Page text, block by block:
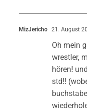
MizJericho 21. August
Oh mein
wrestler,
hören!
std!!